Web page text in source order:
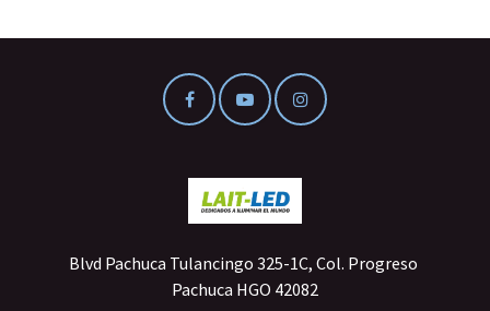
Blvd Pachuca Tulancingo 325-1C, Col. Progreso
Pachuca HGO 42082